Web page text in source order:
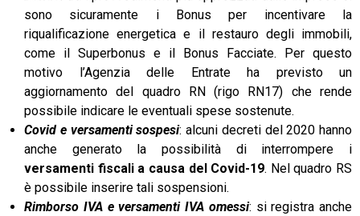
sono sicuramente i Bonus per incentivare la
riqualificazione energetica e il restauro degli immobili,
come il Superbonus e il Bonus Facciate. Per questo
motivo l’Agenzia delle Entrate ha previsto un
aggiornamento del quadro RN (rigo RN17) che rende
possibile indicare le eventuali spese sostenute.
Covid e versamenti sospesi: alcuni decreti del 2020 hanno
anche generato la possibilità di interrompere i
versamenti fiscali a causa del Covid-19. Nel quadro RS
è possibile inserire tali sospensioni.
Rimborso IVA e versamenti IVA omessi: si registra anche